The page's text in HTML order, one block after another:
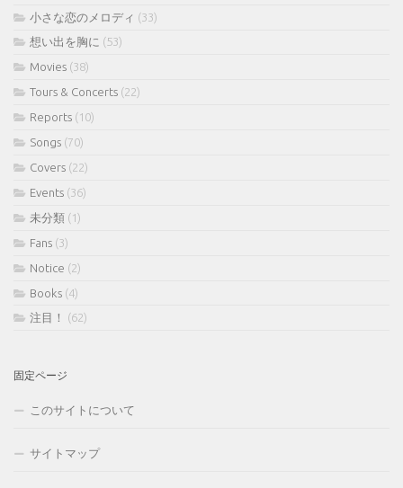
小さな恋のメロディ (33)
想い出を胸に (53)
Movies (38)
Tours & Concerts (22)
Reports (10)
Songs (70)
Covers (22)
Events (36)
未分類 (1)
Fans (3)
Notice (2)
Books (4)
注目！
(62)
固定ページ
このサイトについて
サイトマップ